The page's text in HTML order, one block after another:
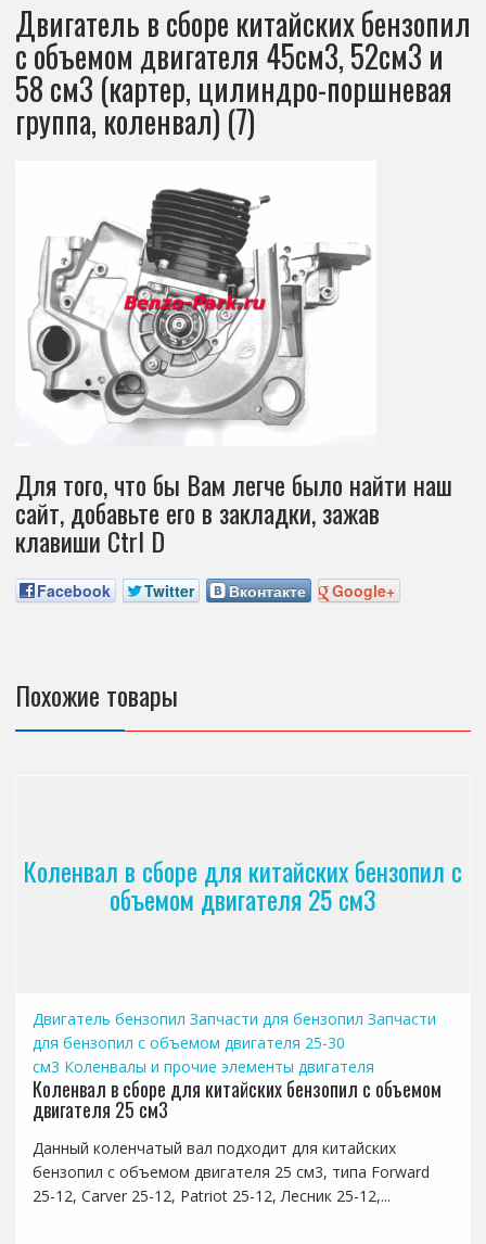
Двигатель в сборе китайских бензопил
с объемом двигателя 45см3, 52см3 и
58 см3 (картер, цилиндро-поршневая
группа, коленвал) (7)
Для того, что бы Вам легче было найти наш
сайт, добавьте его в закладки, зажав
клавиши Ctrl D
Facebook Twitter Вконтакте Google+
Похожие товары
Коленвал в сборе для китайских бензопил с
объемом двигателя 25 см3
Двигатель бензопил Запчасти для бензопил Запчасти
для бензопил с объемом двигателя 25-30
см3 Коленвалы и прочие элементы двигателя
Коленвал в сборе для китайских бензопил с объемом
двигателя 25 см3
Данный коленчатый вал подходит для китайских
бензопил с объемом двигателя 25 см3, типа Forward
25-12, Carver 25-12, Patriot 25-12, Лесник 25-12,...